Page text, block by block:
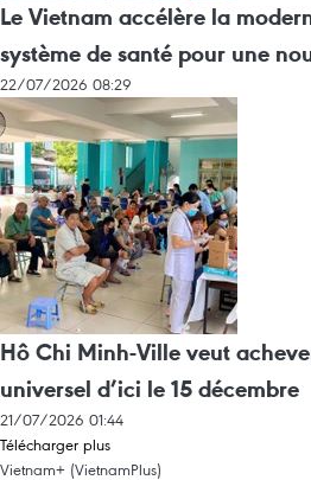
Le Vietnam accélère la
système de santé pour une
22/07/2026 08:29
Hô Chi Minh-Ville veut
universel d’ici le 15 décembre
21/07/2026 01:44
Télécharger plus
Vietnam+ (VietnamPlus)